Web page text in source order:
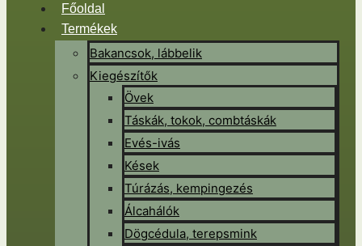
Főoldal
Termékek
Bakancsok, lábbelik
Kiegészítők
Övek
Táskák, tokok, combtáskák
Evés-ivás
Kések
Túrázás, kempingezés
Álcahálók
Dögcédula, terepsmink